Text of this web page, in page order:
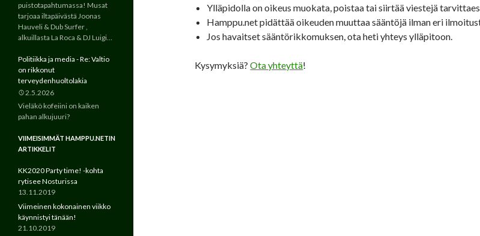
Ylläpidolla on oikeus muokata, poistaa tai siirtää viestejä
Hamppu.net pidättää oikeuden muuttaa sääntöjä ilman eri
Jos havaitset sääntörikkomuksen, ota heti yhteys ylläpitoon.
Kysymyksiä?Ota yhteyttä!
puistotapahtumassa! Musat
tarjoaa iltapäivästä Joonas
Hauveli & Dub Surfer ,
alkuillasta La Roca & DJ Luigi…
Politiikka ja media - Re: Valtio
on rikkonut
terveydenhuoltolakia
2.5.2026
Vieläkö kofeiini on kaiken
pahan alkujuuri?
VIIMEISIMMÄT HAMPPU.NETIN
ARTIKKELIT
KK2020 Party time! -kohta
rytisee Nosturissa
13.11.2019
Viimeinen kokonainen viikko
käynnistyi tänään!
21.10.2019